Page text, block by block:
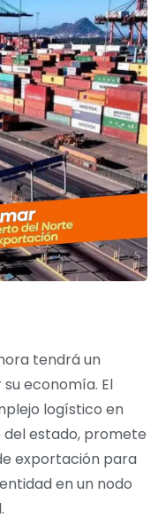
tendrá un
economía. El
logístico en
estado, promete
exportación para
en un nodo